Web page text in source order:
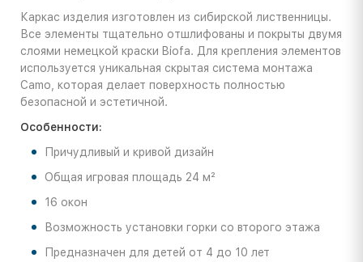
Каркас изделия изготовлен из сибирской лиственницы.
Все элементы тщательно отшлифованы и покрыты двумя
слоями немецкой краски Biofa. Для крепления элементов
используется уникальная скрытая система монтажа
Camo, которая делает поверхность полностью
безопасной и эстетичной.
Особенности:
Причудливый и кривой дизайн
Общая игровая площадь 24 м²
16 окон
Возможность установки горки со второго этажа
Предназначен для детей от 4 до 10 лет